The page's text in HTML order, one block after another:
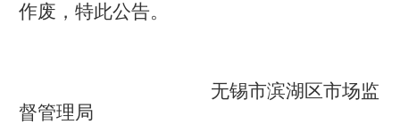
作废，特此公告。
无锡市滨湖区市场监
督管理局